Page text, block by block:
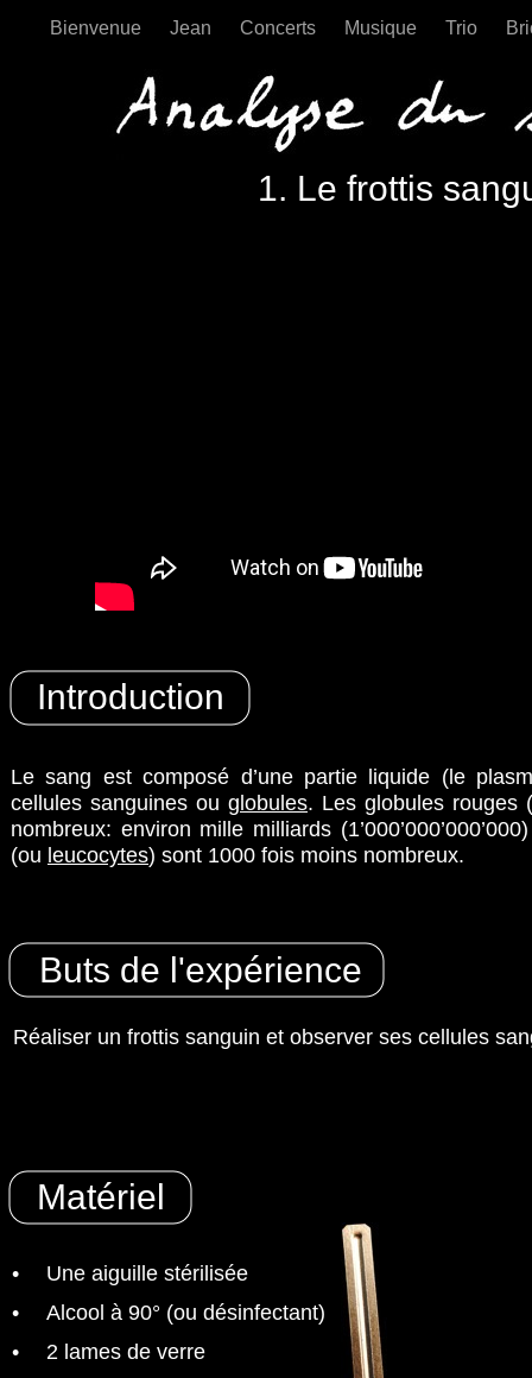
Bienvenue Jean Concerts Musique Trio
Analyse du
1. Le frottis
Le sang est composé d’une partie liquide (le
cellules sanguines ou globules. Les globules rouges
nombreux: environ mille milliards
(ou leucocytes) sont 1000 fois moins nombreux.
Réaliser un frottis sanguin et observer ses cellules
•
•
•
Introduction
Buts de l'expérience
Matériel
Une aiguille stérilisée
Alcool à 90° (ou désinfectant)
2 lames de verre